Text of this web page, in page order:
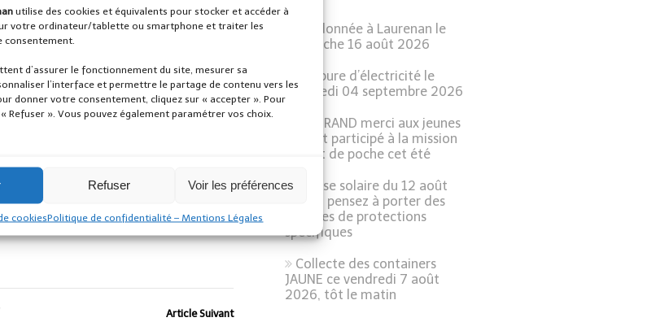
utilise des cookies et équivalents pour stocker et accéder à
votre ordinateur/tablette ou smartphone et traiter les
consentement.
d’assurer le fonctionnement du site, mesurer sa
l’interface et permettre le partage de contenu vers les
donner votre consentement, cliquez sur « accepter ». Pour
Refuser ». Vous pouvez également paramétrer vos choix.
Refuser Voir les préférences
cookiesPolitique de confidentialité – Mentions Légales
Laurenan et son conseil municipal
Article Suivant
Randonnée à Laurenan le
dimanche 16 août 2026
Coupure d’électricité le
Vendredi 04 septembre 2026
Un GRAND merci aux jeunes
qui ont participé à la mission
argent de poche cet été
Eclipse solaire du 12 août
2026 : pensez à porter des
lunettes de protections
spécifiques
Collecte des containers
JAUNE ce vendredi 7 août
2026, tôt le matin